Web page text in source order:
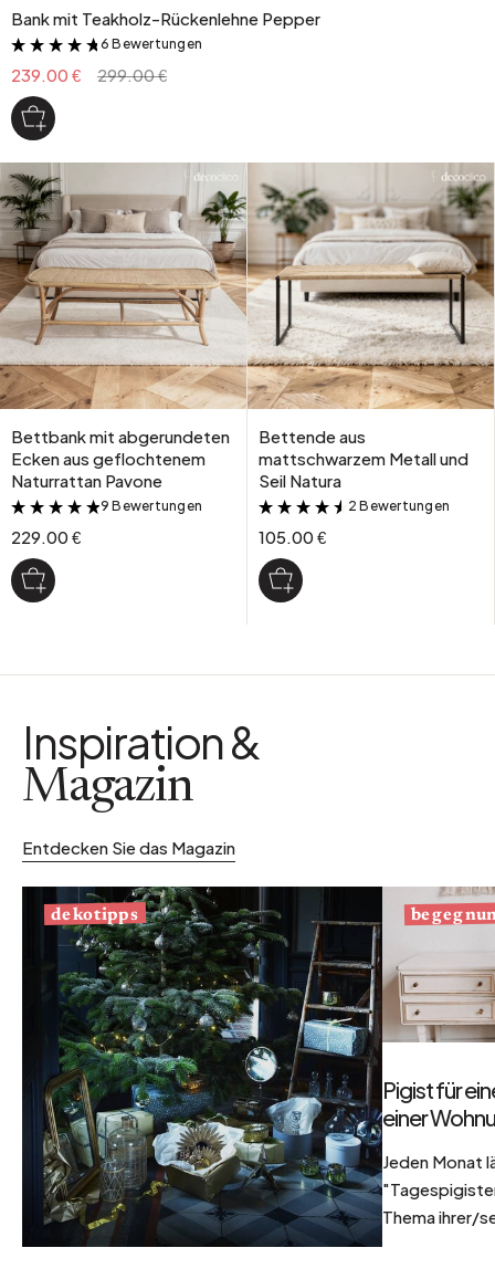
Bank mit Teakholz-Rückenlehne Pepper
&
6 Bewertungen
239.00 € 299.00 €
Bettbank mit abgerundeten
Ecken aus geflochtenem
Naturrattan Pavone
&
9 Bewertungen
229.00 €
Bettende aus
mattschwarzem Metall und
Seil Natura
&
2 Bewertungen
105.00 €
Inspiration &
Magazin
Entdecken Sie das Magazin
dekotipps
Pigist für
einer
Jeden Monat
Thema ihrer/